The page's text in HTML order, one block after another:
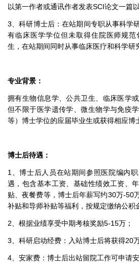
以第一作者或通讯作者发表SCI论文一篇以
3、科研博士后：在站期间专职从事科学
有临床医学学位但未取得住院医师规
生，在站期间同时从事临床医疗和科学研
专业背景：
拥有生物信息学、公共卫生、临床医学
但不限于医学遗传学、微生物学与免疫
等）博士学位的应届毕业生或获得相应博
博士后待遇：
1、博士后人员在站期间参照医院编内
遇，包含基本工资、基础性绩效工资、
贴、夜餐费等，博士后年薪写约30万-50
补贴和导师补贴等福利，按规定缴纳公积
2、根据业绩享受中期考核奖励5-15万；
3、科研启动经费：入站博士后将获得20
4、安家费：博士后出站留院工作可申请